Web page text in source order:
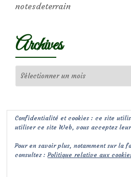
notesdeterrain
Archives
Confidentialité et cookies : ce site
utiliser ce site Web, vous acceptez
Pour en savoir plus, notamment sur la
consultez :Politique relative aux